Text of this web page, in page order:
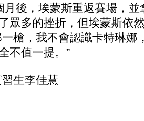
月後，埃蒙斯重返賽場，
眾多的挫折，但埃蒙斯依
槍，我不會認識卡特琳娜
不值一提。”
生李佳慧